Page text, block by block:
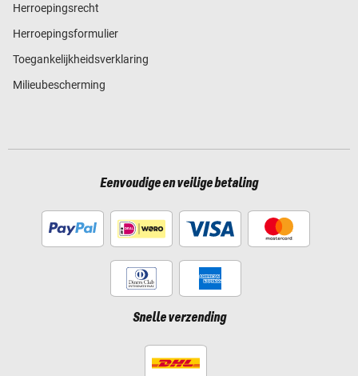
Herroepingsrecht
Herroepingsformulier
Toegankelijkheidsverklaring
Milieubescherming
Eenvoudige en veilige betaling
Snelle verzending